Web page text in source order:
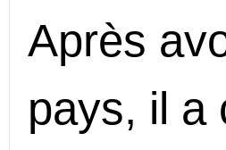
Après
pays, il a